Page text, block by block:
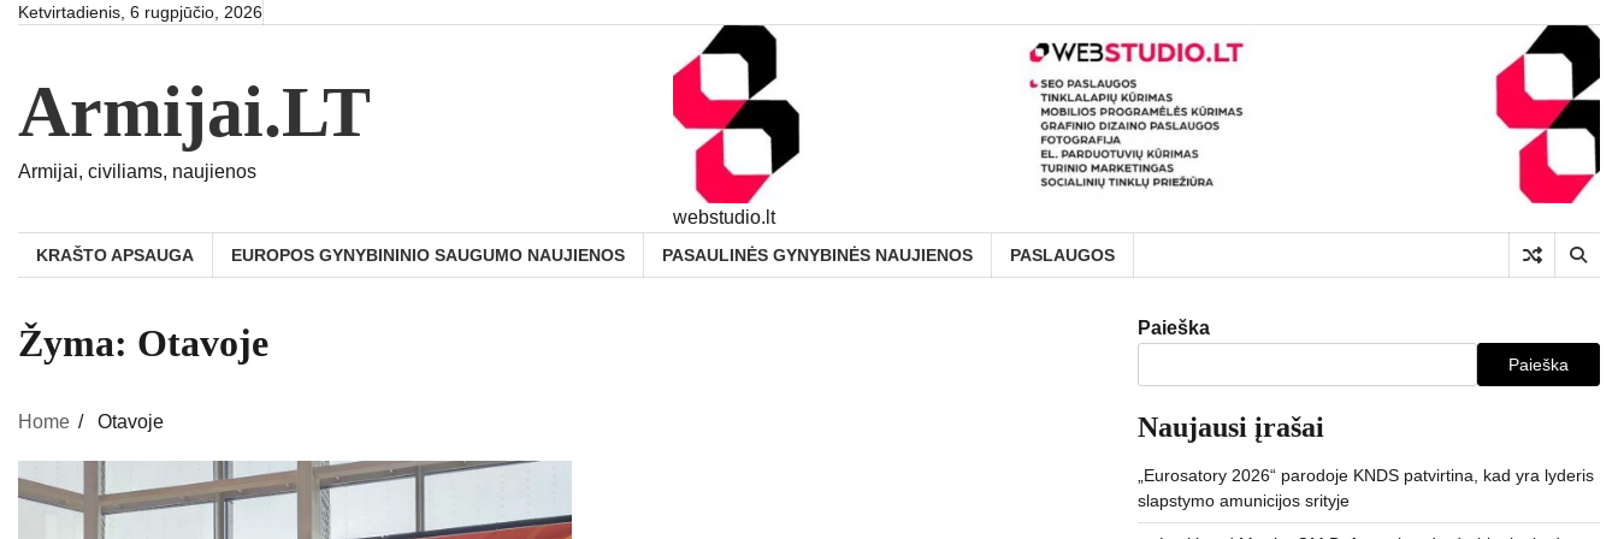
SkipKetvirtadienis, 6 rugpjūčio, 2026
Armijai.LT
Armijai, civiliams, naujienos
webstudio.lt
KRAŠTO APSAUGA EUROPOS GYNYBININIO SAUGUMO NAUJIENOS PASAULINĖS GYNYBINĖS NAUJIENOS PASLAUGOS
Žyma: Otavoje
Home Otavoje
Paieška
Paieška
Naujausi įrašai
„Eurosatory 2026“ parodoje KNDS patvirtina, kad yra lyderis
slapstymo amunicijos srityje